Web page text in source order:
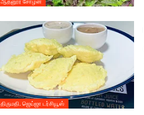
ஆதனூர் சோழன்
திருமதி. ஜெய்ஜா டர்சியூஸ்